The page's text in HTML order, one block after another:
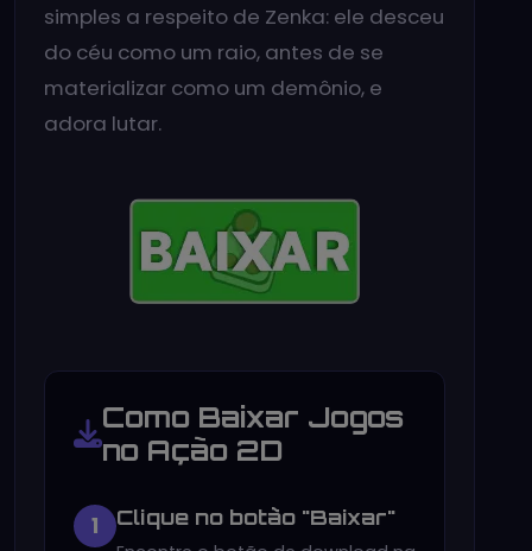
simples a respeito de Zenka: ele desceu
do céu como um raio, antes de se
materializar como um demônio, e
adora lutar.
Como Baixar Jogos
no Ação 2D
1 Clique no botão "Baixar"